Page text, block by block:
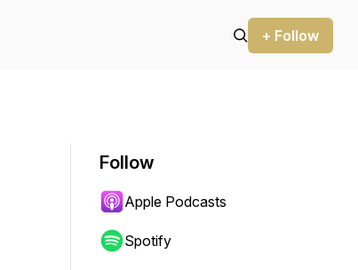
+ Follow
Follow
Apple Podcasts
Spotify